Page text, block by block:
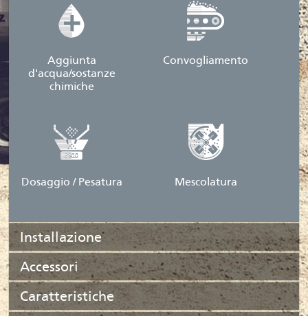
Aggiunta
d'acqua/sostanze
chimiche
Convogliamento
Dosaggio / Pesatura Mescolatura
Installazione
Accessori
Caratteristiche